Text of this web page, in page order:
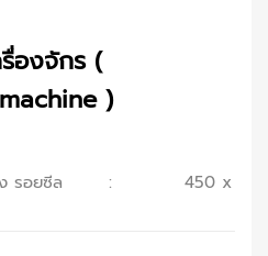
องจักร (
)
างของ รอยซีล : 450 x